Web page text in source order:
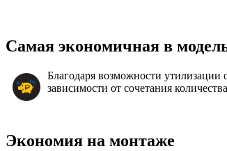
Самая экономичная в
Благодаря возможности утилизации
зависимости от сочетания
Экономия на монтаже